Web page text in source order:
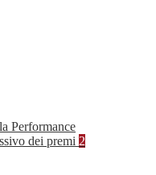
Performance
dei premi 2